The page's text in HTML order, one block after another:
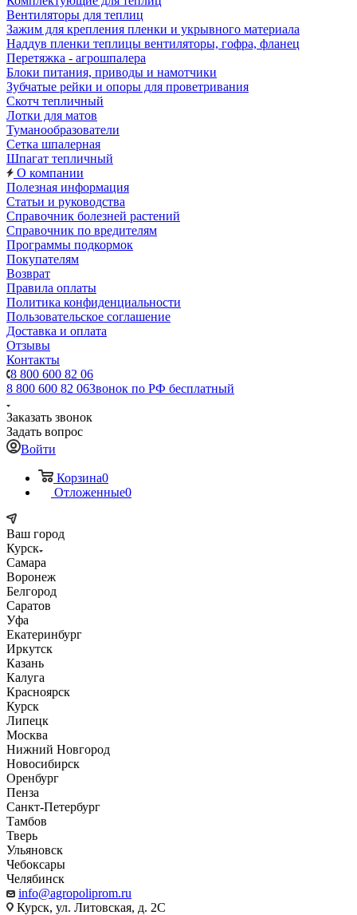
Вентиляторы для теплиц
Зажим для крепления пленки и укрывного материала
Наддув пленки теплицы вентиляторы, гофра, фланец
Перетяжка - агрошпалера
Блоки питания, приводы и намотчики
Зубчатые рейки и опоры для проветривания
Скотч тепличный
Лотки для матов
Туманообразователи
Сетка шпалерная
Шпагат тепличный
О компании
Полезная информация
Статьи и руководства
Справочник болезней растений
Справочник по вредителям
Программы подкормок
Покупателям
Возврат
Правила оплаты
Политика конфиденциальности
Пользовательское соглашение
Доставка и оплата
Отзывы
Контакты
8 800 600 82 06
8 800 600 82 06Звонок по РФ бесплатный
Заказать звонок
Задать вопрос
Войти
Корзина0
Отложенные0
Ваш город
Курск
Самара
Воронеж
Белгород
Саратов
Уфа
Екатеринбург
Иркутск
Казань
Калуга
Красноярск
Курск
Липецк
Москва
Нижний Новгород
Новосибирск
Оренбург
Пенза
Санкт-Петербург
Тамбов
Тверь
Ульяновск
Чебоксары
Челябинск
info@agropoliprom.ru
Курск, ул. Литовская, д. 2С